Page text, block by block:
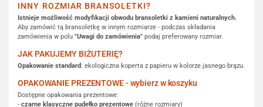
INNY ROZMIAR BRANSOLETKI?
Istnieje możliwość modyfikacji obwodu bransoletki z kamieni naturalnych.
Aby zamówić tą bransoletkę w innym rozmiarze - podczas składania
zamówienia w polu "Uwagi do zamówienia" podaj preferowany rozmiar.
JAK PAKUJEMY BIŻUTERIĘ?
Opakowanie standard: ekologiczna koperta z papieru w kolorze jasnego brązu.
OPAKOWANIE PREZENTOWE - wybierz w koszyku
Dostępne opakowania prezentowe:
- czarne klasyczne pudełko prezentowe (różne rozmiary)